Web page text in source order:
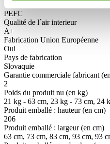
Certification bois
PEFC
Qualité de l´air interieur
A+
Fabrication Union Européenne
Oui
Pays de fabrication
Slovaquie
Garantie commerciale fabricant
2
Poids du produit nu (en kg)
21 kg - 63 cm, 23 kg - 73 cm, 24
Produit emballé : hauteur (en cm)
206
Produit emballé : largeur (en cm)
63 cm, 73 cm, 83 cm, 93 cm, 93